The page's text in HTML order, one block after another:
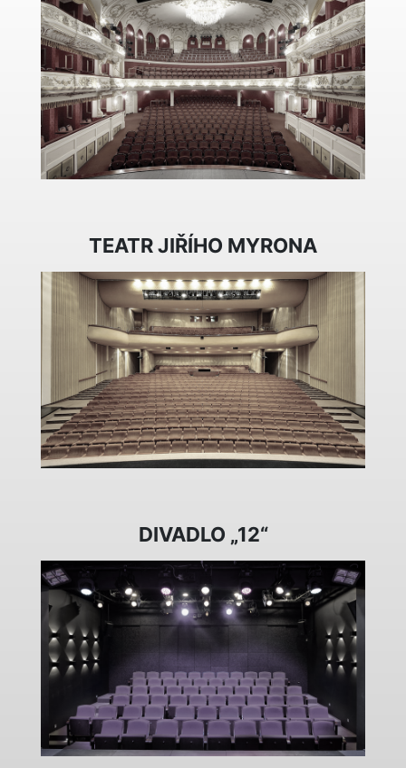
TEATR JIŘÍHO MYRONA
DIVADLO „12“